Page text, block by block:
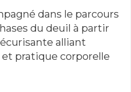
dans le parcours
du deuil à partir
alliant
pratique corporelle